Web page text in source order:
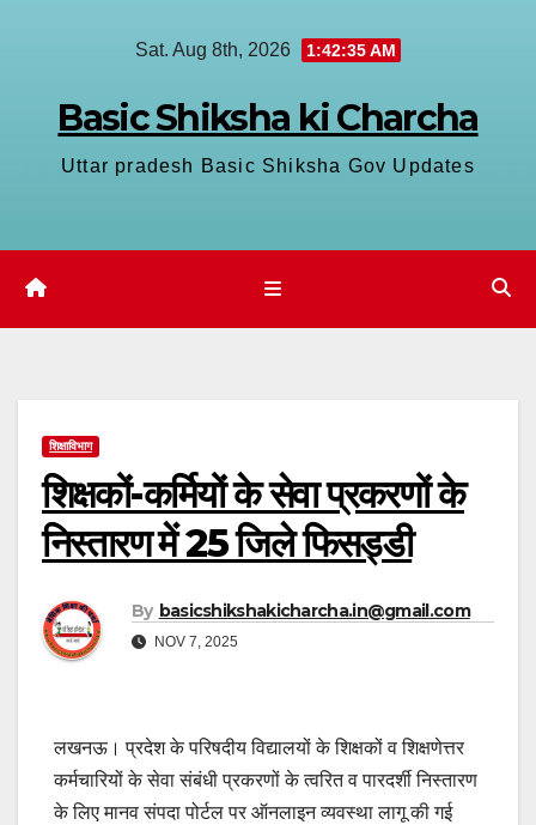
Sat. Aug 8th, 2026 1:42:35 AM
Basic Shiksha ki Charcha
Uttar pradesh Basic Shiksha Gov Updates
शिक्षाविभाग
शिक्षकों-कर्मियों के सेवा प्रकरणों के
निस्तारण में 25 जिले फिसड्डी
By basicshikshakicharcha.in@gmail.com
NOV 7, 2025
लखनऊ। प्रदेश के परिषदीय विद्यालयों के शिक्षकों व शिक्षणेत्तर
कर्मचारियों के सेवा संबंधी प्रकरणों के त्वरित व पारदर्शी निस्तारण
के लिए मानव संपदा पोर्टल पर ऑनलाइन व्यवस्था लागू की गई